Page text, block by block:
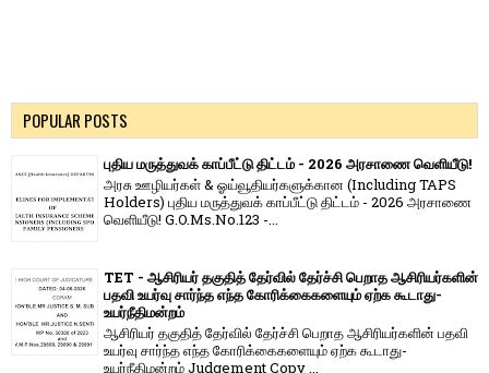
POPULAR POSTS
புதிய மருத்துவக் காப்பீட்டு திட்டம் - 2026 அரசாணை வெளியீடு!
அரசு ஊழியர்கள் & ஓய்வூதியர்களுக்கான (Including TAPS
Holders) புதிய மருத்துவக் காப்பீட்டு திட்டம் - 2026 அரசாணை
வெளியீடு! G.O.Ms.No.123 -...
TET - ஆசிரியர் தகுதித் தேர்வில் தேர்ச்சி பெறாத ஆசிரியர்களின்
பதவி உயர்வு சார்ந்த எந்த கோரிக்கைகளையும் ஏற்க கூடாது-
உயர்நீதிமன்றம்
ஆசிரியர் தகுதித் தேர்வில் தேர்ச்சி பெறாத ஆசிரியர்களின் பதவி
உயர்வு சார்ந்த எந்த கோரிக்கைகளையும் ஏற்க கூடாது-
உயர்நீதிமன்றம் Judgement Copy ...